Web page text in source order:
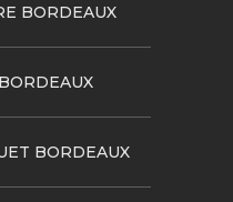
BORDEAUX
BORDEAUX